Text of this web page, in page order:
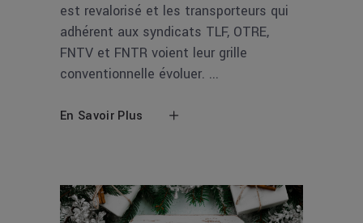
est revalorisé et les transporteurs qui
adhérent aux syndicats TLF, OTRE,
FNTV et FNTR voient leur grille
conventionnelle évoluer.
En Savoir Plus